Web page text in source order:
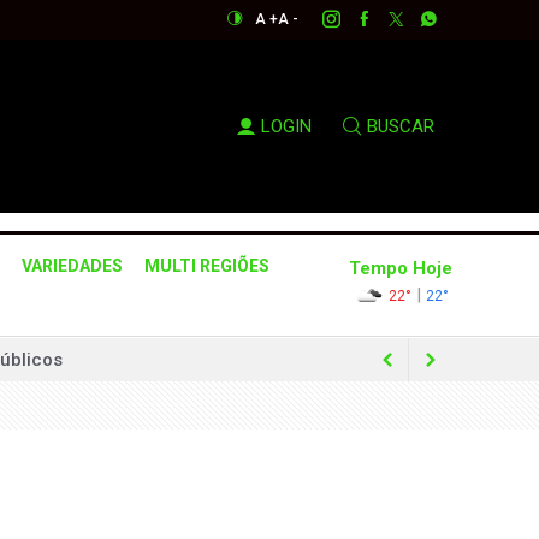
A +A -
LOGIN BUSCAR
VARIEDADES
MULTI REGIÕES
Tempo Hoje
22° | 22°
no interior de São Paulo